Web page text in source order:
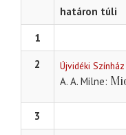
határon túli
1
2
Újvidéki Színház
A. A. Milne
3